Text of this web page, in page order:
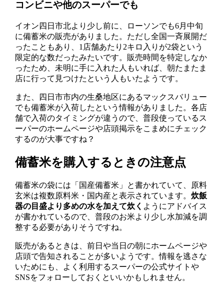
コンビニや他のスーパーでも
イオン四日市北より少し前に、ローソンでも6月中旬
に備蓄米の販売がありました。ただし全国一斉展開だ
ったこともあり、1店舗あたり2キロ入りが2袋という
限定的な数だったみたいです。販売時間を特定しなか
ったため、未明に手に入れた人もいれば、朝たまたま
店に行って見つけたという人もいたようです。
また、四日市市内の生桑地区にあるマックスバリュー
でも備蓄米が入荷したという情報がありました。各店
舗で入荷のタイミングが違うので、普段使っているス
ーパーのホームページや店頭掲示をこまめにチェック
するのが大事ですね？
備蓄米を購入するときの注意点
備蓄米の袋には「国産備蓄米」と書かれていて、原料
玄米は複数原料米・国内産と表示されています。炊飯
器の目盛より多めの水を加えて炊く ようにアドバイス
が書かれているので、普段のお米より少し水加減を調
整する必要がありそうですね。
販売があるときは、前日や当日の朝にホームページや
店頭で告知されることが多いようです。情報を逃さな
いためにも、よく利用するスーパーの公式サイトや
SNSをフォローしておくといいかもしれません。